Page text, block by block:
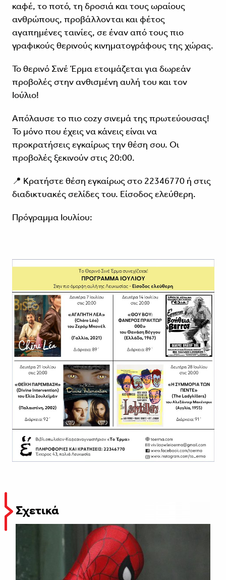
καφέ, το ποτό, τη δροσιά και τους ωραίους
ανθρώπους, προβάλλονται και φέτος
αγαπημένες ταινίες, σε έναν από τους πιο
γραφικούς θερινούς κινηματογράφους της χώρας.
Το θερινό Σινέ Έρμα ετοιμάζεται για δωρεάν
προβολές στην ανθισμένη αυλή του και τον
Ιούλιο!
Απόλαυσε το πιο cozy σινεμά της πρωτεύουσας!
Το μόνο που έχεις να κάνεις είναι να
προκρατήσεις εγκαίρως την θέση σου. Οι
προβολές ξεκινούν στις 20:00.
📍 Κρατήστε θέση εγκαίρως στο 22346770 ή στις
διαδικτυακές σελίδες του. Είσοδος ελεύθερη.
Πρόγραμμα Ιουλίου:
Σχετικά